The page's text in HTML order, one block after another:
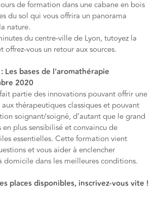
de formation dans une cabane en bois
du sol qui vous offrira un panorama
nature.
du centre-ville de Lyon, tutoyez la
offrez-vous un retour aux sources.
Les bases de l'aromathérapie
2020
partie des innovations pouvant offrir une
thérapeutiques classiques et pouvant
soignant/soigné, d’autant que le grand
plus sensibilisé et convaincu de
essentielles. Cette formation vient
et vous aider à enclencher
domicile dans les meilleures conditions.
places disponibles, inscrivez-vous vite !